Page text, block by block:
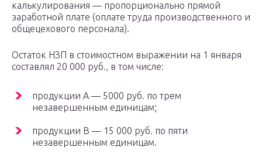
калькулирования — пропорционально прямой
заработной плате (оплате труда производственного и
общецехового персонала).
Остаток НЗП в стоимостном выражении на 1 января
составлял 20 000 руб., в том числе:
продукции A — 5000 руб. по трем
незавершенным единицам;
продукции B — 15 000 руб. по пяти
незавершенным единицам.